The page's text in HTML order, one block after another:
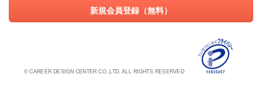
新規会員登録（無料）
© CAREER DESIGN CENTER CO.,LTD. ALL RIGHTS RESERVED